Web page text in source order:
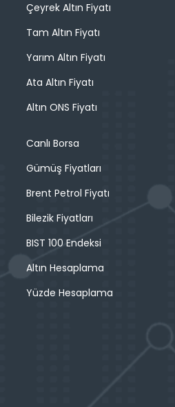
Çeyrek Altın Fiyatı
Tam Altın Fiyatı
Yarım Altın Fiyatı
Ata Altın Fiyatı
Altın ONS Fiyatı
Canlı Borsa
Gümüş Fiyatları
Brent Petrol Fiyatı
Bilezik Fiyatları
BIST 100 Endeksi
Altın Hesaplama
Yüzde Hesaplama